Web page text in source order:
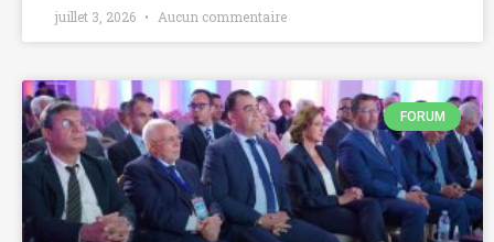
juillet 3, 2026 Aucun commentaire
FORUM